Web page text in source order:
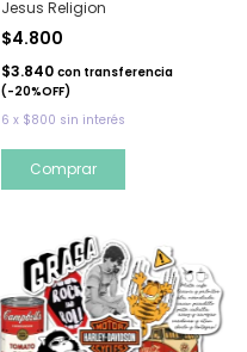
Jesus Religion
$4.800
$3.840 con transferencia
(-20%OFF)
6 x $800 sin interés